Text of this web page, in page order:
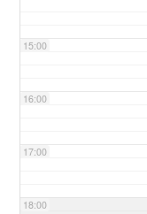
15:00
16:00
17:00
18:00